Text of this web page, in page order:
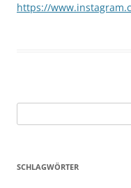
https://
nach:
SCHLAGWÖRTER